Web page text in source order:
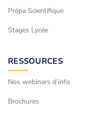
Prépa Scientifique
Stages Lycée
RESSOURCES
Nos webinars d’info
Brochures